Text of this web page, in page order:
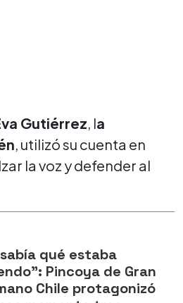
Gutiérrez, la
, utilizó su cuenta en
la voz y defender al
qué estaba
Pincoya de Gran
Chile protagonizó